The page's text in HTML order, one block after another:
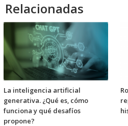
Relacionadas
La inteligencia artificial
generativa. ¿Qué es, cómo
funciona y qué desafíos
propone?